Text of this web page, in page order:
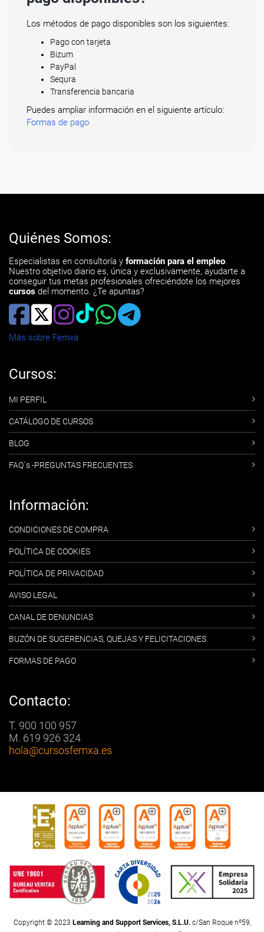
Los métodos de pago disponibles son los siguientes:
Pago con tarjeta
Bizum
PayPal
Sequra
Transferencia bancaria
Puedes ampliar información en el siguiente artículo:
Formas de pago
Quiénes Somos:
Especialistas en consultoría y formación para el empleo.
Nuestro objetivo diario es, única y exclusivamente, ayudarte a
conseguir tus metas profesionales ofreciéndote los mejores
cursos del momento. ¿Te apuntas?
Más sobre Femxa
Cursos:
MI PERFIL
CATÁLOGO DE CURSOS
BLOG
FAQ´s -PREGUNTAS FRECUENTES
Información:
CONDICIONES DE COMPRA
POLÍTICA DE COOKIES
POLÍTICA DE PRIVACIDAD
AVISO LEGAL
CANAL DE DENUNCIAS
BUZÓN DE SUGERENCIAS, QUEJAS Y FELICITACIONES
FORMAS DE PAGO
Contacto:
T. 900 100 957
M. 619 926 324
hola@cursosfemxa.es
Copyright © 2023 Learning and Support Services, S.L.U.c/San Roque nº59,